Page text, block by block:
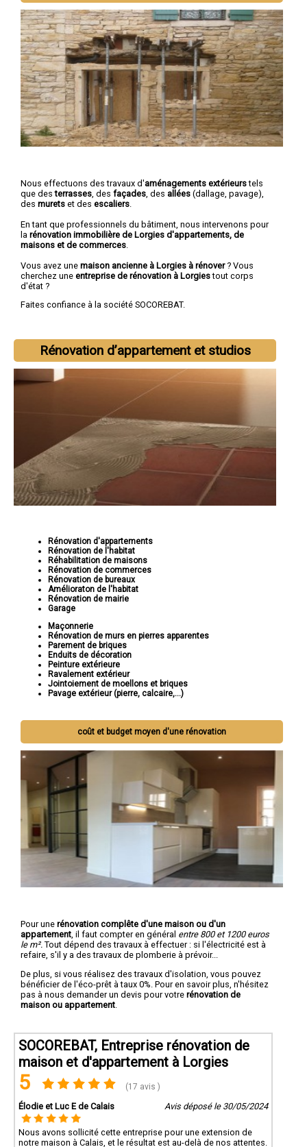
Nous effectuons des travaux d'aménagements extérieurstels
que desterrasses , des façades , des allées (dallage, pavage),
des murets et des escaliers
En tant que professionnels du bâtiment, nous intervenons pour
la rénovation immobilière de Lorgies d'appartements, de
maisons et de commerces
Vous avez une maison ancienne à Lorgies à rénover? Vous
cherchez une entreprise de rénovation à Lorgiestout corps
d'état ?
Faites confiance à la société SOCOREBAT.
Rénovation d’appartement et studios
Rénovation d'appartements
Rénovation de l'habitat
Réhabilitation de maisons
Rénovation de commerces
Rénovation de bureaux
Amélioraton de l'habitat
Rénovation de mairie
Garage
Maçonnerie
Rénovation de murs en pierres apparentes
Parement de briques
Enduits de décoration
Peinture extérieure
Ravalement extérieur
Jointoiement de moellons et briques
Pavage extérieur (pierre, calcaire,...)
coût et budget moyen d'une rénovation
Pour une rénovation complête d'une maison ou d'un
appartement , il faut compter en général entre 800 et 1200 euros
le m². Tout dépend des travaux à effectuer : si l'électricité est à
refaire, s'il y a des travaux de plomberie à prévoir...
De plus, si vous réalisez des travaux d'isolation, vous pouvez
bénéficier de l'éco-prêt à taux 0%. Pour en savoir plus, n'hésitez
pas à nous demander un devis pour votre rénovation de
maison ou appartement
SOCOREBAT, Entreprise rénovation de
maison et d'appartement à Lorgies
5 (17 avis )
Élodie et Luc E de Calais Avis déposé le 30/05/2024
Nous avons sollicité cette entreprise pour une extension de
notre maison à Calais, et le résultat est au-delà de nos attentes.